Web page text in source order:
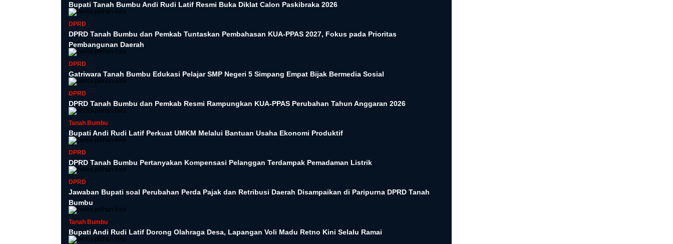
Bupati Tanah Bumbu Andi Rudi Latif Resmi Buka Diklat Calon Paskibraka 2026
DPRD
DPRD Tanah Bumbu dan Pemkab Tuntaskan Pembahasan KUA-PPAS 2027, Fokus pada Prioritas
Pembangunan Daerah
DPRD
Gatriwara Tanah Bumbu Edukasi Pelajar SMP Negeri 5 Simpang Empat Bijak Bermedia Sosial
DPRD
DPRD Tanah Bumbu dan Pemkab Resmi Rampungkan KUA-PPAS Perubahan Tahun Anggaran 2026
Tanah Bumbu
Bupati Andi Rudi Latif Perkuat UMKM Melalui Bantuan Usaha Ekonomi Produktif
DPRD
DPRD Tanah Bumbu Pertanyakan Kompensasi Pelanggan Terdampak Pemadaman Listrik
DPRD
Jawaban Bupati soal Perubahan Perda Pajak dan Retribusi Daerah Disampaikan di Paripurna DPRD Tanah
Bumbu
Tanah Bumbu
Bupati Andi Rudi Latif Dorong Olahraga Desa, Lapangan Voli Madu Retno Kini Selalu Ramai